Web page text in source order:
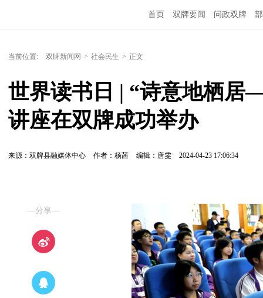
首页 双牌要闻 问政双牌
当前位置: 双牌新闻网 > 社会民生 > 正文
世界读书日 | “诗意地栖
讲座在双牌成功举办
来源：双牌县融媒体中心 作者：杨茜 编辑：唐雯 2024-04-23 17:06:34
—分享—